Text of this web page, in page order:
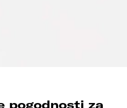
pogodnosti za